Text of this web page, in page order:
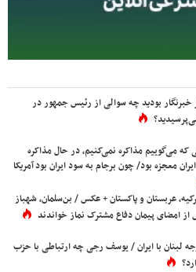
بودید چه سوالی از رئیس جمهور در
که می‌گوییم مذاکره نمی‌کنیم، در حال مذاکره
معجزه بود/ چون برجام به سود ایران بود آمریکا
عربستان و پاکستان + عکس / بن‌سلمان، شهباز
امضای پیمان دفاع مشترک نماز خواندند
لبنان با ایران / یوسف رجی چه ارتباطی با حزب